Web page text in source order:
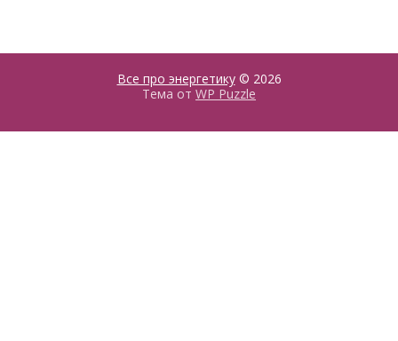
Все про энергетику© 2026
Тема от WP Puzzle